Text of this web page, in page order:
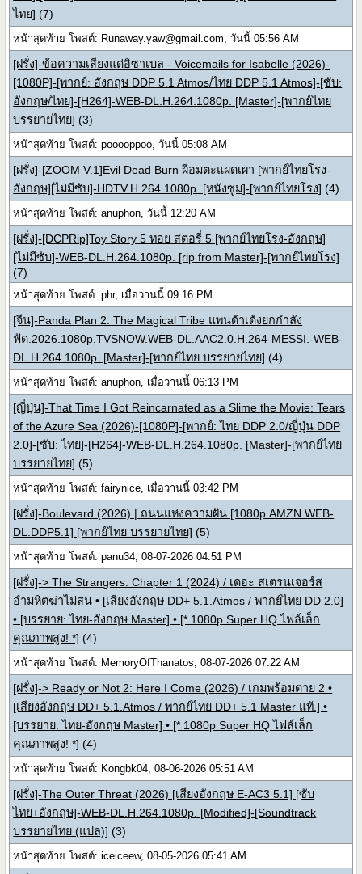
ไทย] (7)
หน้าสุดท้าย โพสต์: Runaway.yaw@gmail.com, วันนี้ 05:56 AM
[ฝรั่ง]-ข้อความเสียงแด่อิซาเบล - Voicemails for Isabelle (2026)-
[1080P]-[พากย์: อังกฤษ DDP 5.1 Atmos/ไทย DDP 5.1 Atmos]-[ซับ:
อังกฤษ/ไทย]-[H264]-WEB-DL.H.264.1080p. [Master]-[พากย์ไทย
บรรยายไทย] (3)
หน้าสุดท้าย โพสต์: pooooppoo, วันนี้ 05:08 AM
[ฝรั่ง]-[ZOOM V.1]Evil Dead Burn ผีอมตะแผดเผา [พากย์ไทยโรง-
อังกฤษ][ไม่มีซับ]-HDTV.H.264.1080p. [หนังซูม]-[พากย์ไทยโรง] (4)
หน้าสุดท้าย โพสต์: anuphon, วันนี้ 12:20 AM
[ฝรั่ง]-[DCPRip]Toy Story 5 ทอย สตอรี่ 5 [พากย์ไทยโรง-อังกฤษ]
[ไม่มีซับ]-WEB-DL.H.264.1080p. [rip from Master]-[พากย์ไทยโรง]
(7)
หน้าสุดท้าย โพสต์: phr, เมื่อวานนี้ 09:16 PM
[จีน]-Panda Plan 2: The Magical Tribe แพนด้าเด้งยกกำลัง
ฟัด.2026.1080p.TVSNOW.WEB-DL.AAC2.0.H.264-MESSI.-WEB-
DL.H.264.1080p. [Master]-[พากย์ไทย บรรยายไทย] (4)
หน้าสุดท้าย โพสต์: anuphon, เมื่อวานนี้ 06:13 PM
[ญี่ปุ่น]-That Time I Got Reincarnated as a Slime the Movie: Tears
of the Azure Sea (2026)-[1080P]-[พากย์: ไทย DDP 2.0/ญี่ปุ่น DDP
2.0]-[ซับ: ไทย]-[H264]-WEB-DL.H.264.1080p. [Master]-[พากย์ไทย
บรรยายไทย] (5)
หน้าสุดท้าย โพสต์: fairynice, เมื่อวานนี้ 03:42 PM
[ฝรั่ง]-Boulevard (2026) | ถนนแห่งความฝัน [1080p.AMZN.WEB-
DL.DDP5.1] [พากย์ไทย บรรยายไทย] (5)
หน้าสุดท้าย โพสต์: panu34, 08-07-2026 04:51 PM
[ฝรั่ง]-> The Strangers: Chapter 1 (2024) / เดอะ สเตรนเจอร์ส
อำมหิตฆ่าไม่สน • [เสียงอังกฤษ DD+ 5.1.Atmos / พากย์ไทย DD 2.0]
• [บรรยาย: ไทย-อังกฤษ Master] • [* 1080p Super HQ ไฟล์เล็ก
คุณภาพสูง! *] (4)
หน้าสุดท้าย โพสต์: MemoryOfThanatos, 08-07-2026 07:22 AM
[ฝรั่ง]-> Ready or Not 2: Here I Come (2026) / เกมพร้อมตาย 2 •
[เสียงอังกฤษ DD+ 5.1.Atmos / พากย์ไทย DD+ 5.1 Master แท้.] •
[บรรยาย: ไทย-อังกฤษ Master] • [* 1080p Super HQ ไฟล์เล็ก
คุณภาพสูง! *] (4)
หน้าสุดท้าย โพสต์: Kongbk04, 08-06-2026 05:51 AM
[ฝรั่ง]-The Outer Threat (2026) [เสียงอังกฤษ E-AC3 5.1] [ซับ
ไทย+อังกฤษ]-WEB-DL.H.264.1080p. [Modified]-[Soundtrack
บรรยายไทย (แปล)] (3)
หน้าสุดท้าย โพสต์: iceiceew, 08-05-2026 05:41 AM